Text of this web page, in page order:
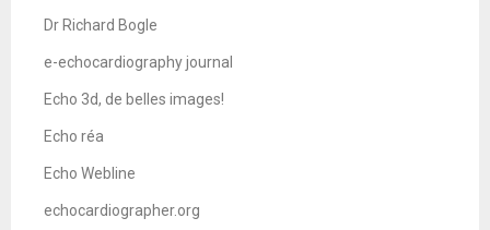
Dr Richard Bogle
e-echocardiography journal
Echo 3d, de belles images!
Echo réa
Echo Webline
echocardiographer.org